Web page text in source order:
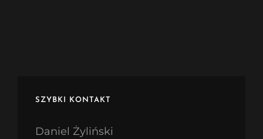
SZYBKI KONTAKT
Daniel Żyliński